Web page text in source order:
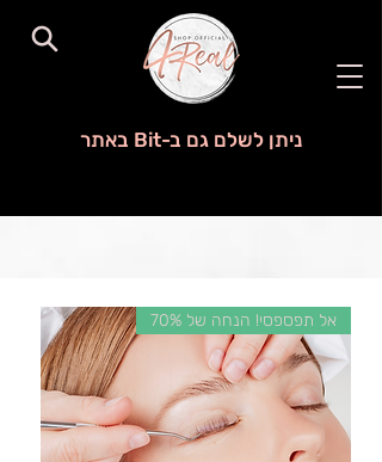
ניתן לשלם גם ב-Bit באתר
אל תפספסי! הנחה של 70%